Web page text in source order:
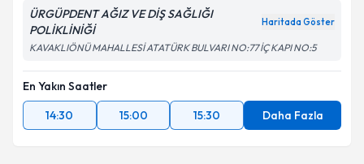
ÜRGÜPDENT AĞIZ VE DİŞ SAĞLIĞI
POLİKLİNİĞİ
Haritada Göster
KAVAKLIÖNÜ MAHALLESİ ATATÜRK BULVARI NO:77 İÇ KAPI NO:5
En Yakın Saatler
14:30
15:00 15:30 Daha Fazla